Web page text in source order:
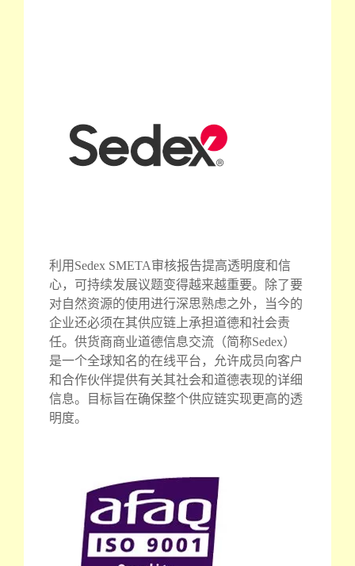
利用Sedex SMETA审核报告提高透明度和信
心，可持续发展议题变得越来越重要。除了要
对自然资源的使用进行深思熟虑之外，当今的
企业还必须在其供应链上承担道德和社会责
任。供货商商业道德信息交流（简称Sedex）
是一个全球知名的在线平台，允许成员向客户
和合作伙伴提供有关其社会和道德表现的详细
信息。目标旨在确保整个供应链实现更高的透
明度。